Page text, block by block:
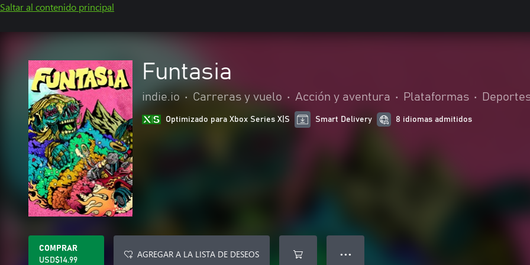
Saltar al contenido principal
Funtasia
indie.io • Carreras y vuelo • Acción y aventura • Plataformas •
Optimizado para Xbox Series X|S Smart Delivery 8 idiomas admitidos
COMPRAR
USD$14.99
AGREGAR A LA LISTA DE DESEOS ● ● ●